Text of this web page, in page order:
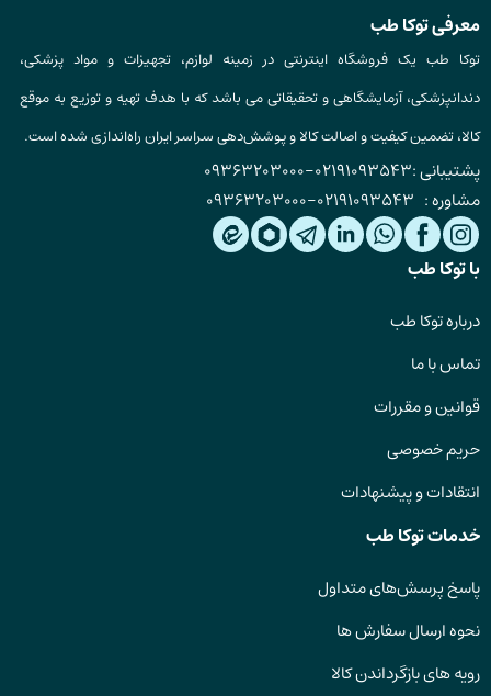
معرفی توکا طب
توکا طب یک فروشگاه اینترنتی در زمینه لوازم، تجهیزات و مواد پزشکی،
دندانپزشکی، آزمایشگاهی و تحقیقاتی می باشد که با هدف تهیه و توزیع به موقع
کالا، تضمین کیفیت و اصالت کالا و پوشش‌دهی سراسر ایران راه‌اندازی شده است.
پشتیبانی :02191093543
-
09363203000
مشاوره : 02191093543
-
09363203000
با توکا طب
درباره توکا طب
تماس با ما
قوانین و مقررات
حریم خصوصی
انتقادات و پیشنهادات
خدمات توکا طب
پاسخ پرسش‌های متداول
نحوه ارسال سفارش ها
رویه های بازگرداندن کالا